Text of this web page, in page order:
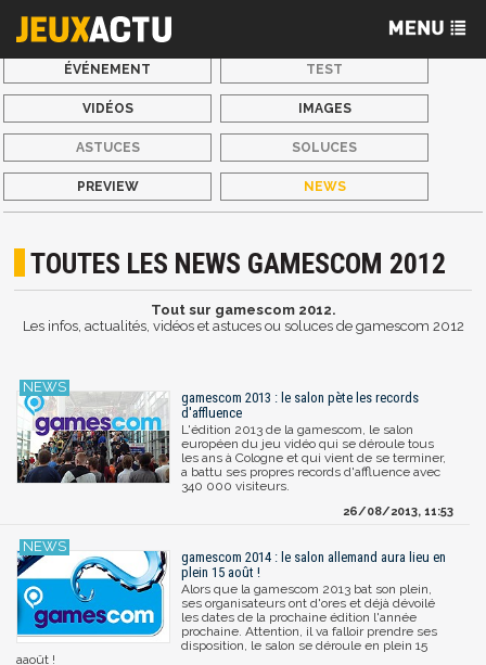
ÉVÉNEMENT TEST
VIDÉOS IMAGES
ASTUCES SOLUCES
PREVIEW NEWS
TOUTES LES NEWS GAMESCOM 2012
Tout sur gamescom 2012.
Les infos, actualités, vidéos et astuces ou soluces de gamescom 2012
gamescom 2013 : le salon pète les records
d'affluence
L'édition 2013 de la gamescom, le salon
européen du jeu vidéo qui se déroule tous
les ans à Cologne et qui vient de se terminer,
a battu ses propres records d'affluence avec
340 000 visiteurs.
26/08/2013, 11:53
gamescom 2014 : le salon allemand aura lieu en
plein 15 août !
Alors que la gamescom 2013 bat son plein,
ses organisateurs ont d'ores et déjà dévoilé
les dates de la prochaine édition l'année
prochaine. Attention, il va falloir prendre ses
disposition, le salon se déroule en plein 15
aaoût !